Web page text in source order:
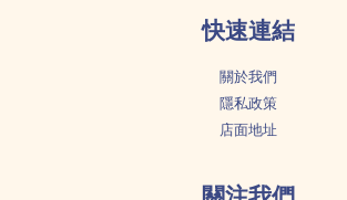
快速連結
關於我們
隱私政策
店面地址